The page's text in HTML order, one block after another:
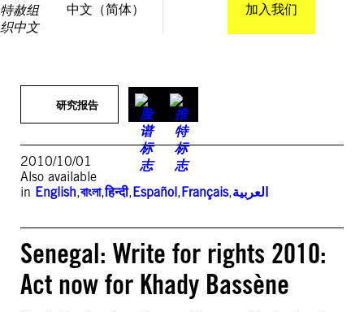
中文（简体） 加入我们
研究报告
2010/10/01
Also available
in English,বাংলা,हिन्दी,Español,Français,العربية
Senegal: Write for rights 2010:
Act now for Khady Bassène